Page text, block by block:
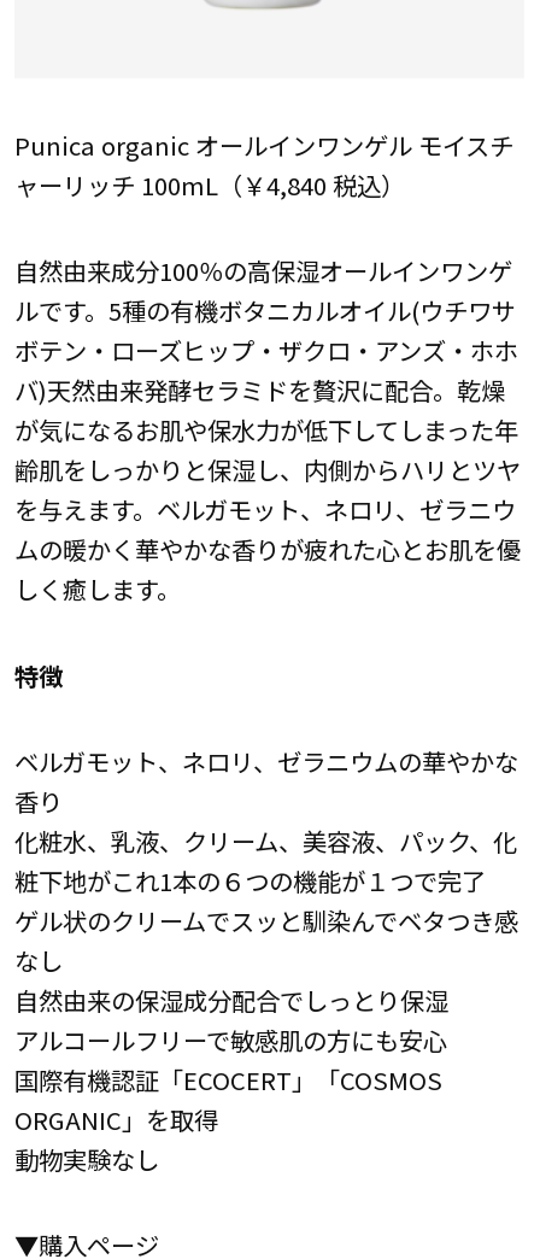
Punica organic オールインワンゲル モイスチ
ャーリッチ 100mL（￥4,840 税込）
自然由来成分100％の高保湿オールインワンゲ
ルです。5種の有機ボタニカルオイル(ウチワサ
ボテン・ローズヒップ・ザクロ・アンズ・ホホ
バ)天然由来発酵セラミドを贅沢に配合。乾燥
が気になるお肌や保水力が低下してしまった年
齢肌をしっかりと保湿し、内側からハリとツヤ
を与えます。ベルガモット、ネロリ、ゼラニウ
ムの暖かく華やかな香りが疲れた心とお肌を優
しく癒します。
特徴
ベルガモット、ネロリ、ゼラニウムの華やかな
香り
化粧水、乳液、クリーム、美容液、パック、化
粧下地がこれ1本の６つの機能が１つで完了
ゲル状のクリームでスッと馴染んでベタつき感
なし
自然由来の保湿成分配合でしっとり保湿
アルコールフリーで敏感肌の方にも安心
国際有機認証「ECOCERT」「COSMOS
ORGANIC」を取得
動物実験なし
▼購入ページ